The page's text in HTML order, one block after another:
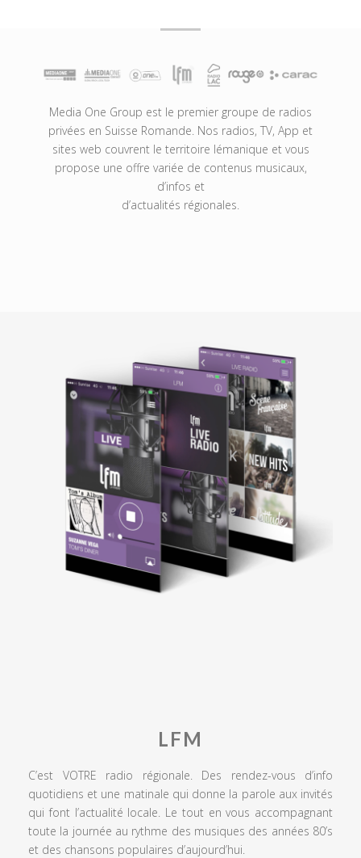
Media One Group est le premier groupe de radios
privées en Suisse Romande. Nos radios, TV, App et
sites web couvrent le territoire lémanique et vous
propose une offre variée de contenus musicaux,
d’infos et
d’actualités régionales.
LFM
C’est VOTRE radio régionale. Des rendez-vous d’info
quotidiens et une matinale qui donne la parole aux invités
qui font l’actualité locale. Le tout en vous accompagnant
toute la journée au rythme des musiques des années 80’s
et des chansons populaires d’aujourd’hui.